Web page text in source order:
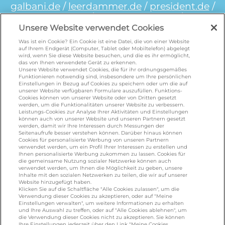
galbani.de/ leerdammer.de/ president.de/
salakis.de/frankenland.com/
omiramilch.de/minusl.de
KONTAKT
foodservice.info@de.lactalis.com
Lactalis Deutschland GmbH - Tel: +49 (0)751
887 366 /lactalis.de
Omira Bodenseemilch GmbH - Tel: +49
(0)751 887 366 /omira.de
Unsere Website verwendet Cookies
Was ist ein Cookie? Ein Cookie ist eine Datei, die von einer Website
auf Ihrem Endgerät (Computer, Tablet oder Mobiltelefon) abgelegt
wird, wenn Sie diese Website besuchen, und die es ihr ermöglicht,
das von Ihnen verwendete Gerät zu erkennen.
Unsere Website verwendet Cookies, die für ihr ordnungsgemäßes
Funktionieren notwendig sind, insbesondere um Ihre persönlichen
Einstellungen in Bezug auf Cookies zu speichern oder um die auf
unserer Website verfügbaren Formulare auszufüllen. Funktions-
Cookies können von unserer Website oder von Dritten gesetzt
werden, um die Funktionalitäten unserer Website zu verbessern.
Leistungs-Cookies zur Analyse Ihrer Aktivitäten und Einstellungen
können auch von unserer Website und unseren Partnern gesetzt
werden, damit wir Ihre Interessen durch Messungen der
Seitenaufrufe besser verstehen können. Darüber hinaus können
Cookies für personalisierte Werbung von unseren Partnern
verwendet werden, um ein Profil Ihrer Interessen zu erstellen und
Ihnen personalisierte Werbung zukommen zu lassen. Cookies für
die gemeinsame Nutzung sozialer Netzwerke können auch
verwendet werden, um Ihnen die Möglichkeit zu geben, unsere
Inhalte mit den sozialen Netzwerken zu teilen, die wir auf unserer
Website hinzugefügt haben.
Klicken Sie auf die Schaltfläche "Alle Cookies zulassen", um die
Verwendung dieser Cookies zu akzeptieren, oder auf "Meine
Einstellungen verwalten", um weitere Informationen zu erhalten
und Ihre Auswahl zu treffen, oder auf "Alle Cookies ablehnen", um
die Verwendung dieser Cookies nicht zu akzeptieren. Sie können